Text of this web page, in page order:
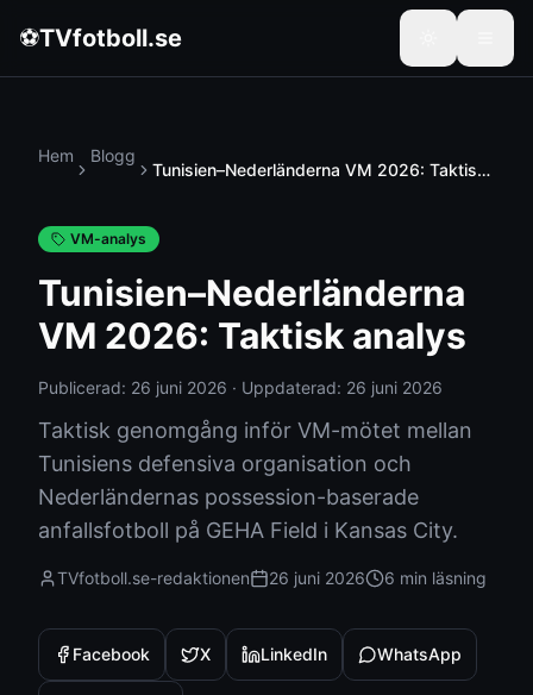
⚽TVfotboll.se
Hem Blogg
Tunisien–Nederländerna VM 2026: Taktisk
VM-analys
Tunisien–Nederländerna
VM 2026: Taktisk analys
Publicerad: 26 juni 2026 · Uppdaterad: 26 juni 2026
Taktisk genomgång inför VM-mötet mellan
Tunisiens defensiva organisation och
Nederländernas possession-baserade
anfallsfotboll på GEHA Field i Kansas City.
TVfotboll.se-redaktionen 26 juni 2026 6 min läsning
Facebook X LinkedIn WhatsApp